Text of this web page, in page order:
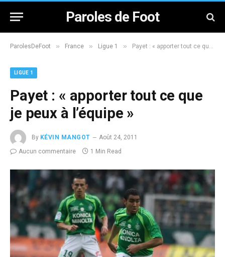
Paroles de Foot
ParolesDeFoot » France » Ligue 1 » Payet : « apporter tout ce que je peux à l’équipe »
LIGUE 1
Payet : « apporter tout ce que
je peux à l’équipe »
By KÉVIN MANGOT
Août 24, 2011
Aucun commentaire
1 Min Read